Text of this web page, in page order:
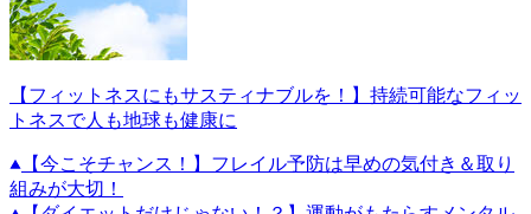
【フィットネスにもサスティナブルを！】持続可能なフィッ
トネスで人も地球も健康に
【今こそチャンス！】フレイル予防は早めの気付き＆取り
組みが大切！